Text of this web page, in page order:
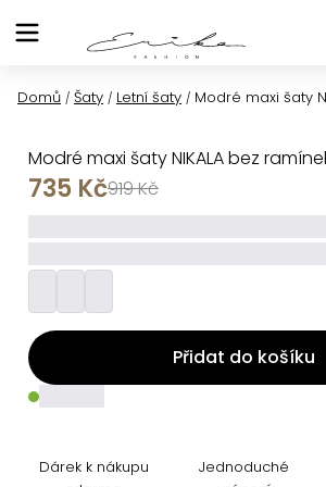
na
Domů / Šaty / Letní šaty / Modré maxi šaty
Modré maxi šaty NIKALA bez
919 Kč
735 Kč
Přidat do košíku
Dárek k nákupu
Jednoduché